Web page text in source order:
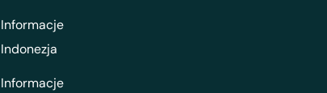
Informacje
Indonezja
Informacje